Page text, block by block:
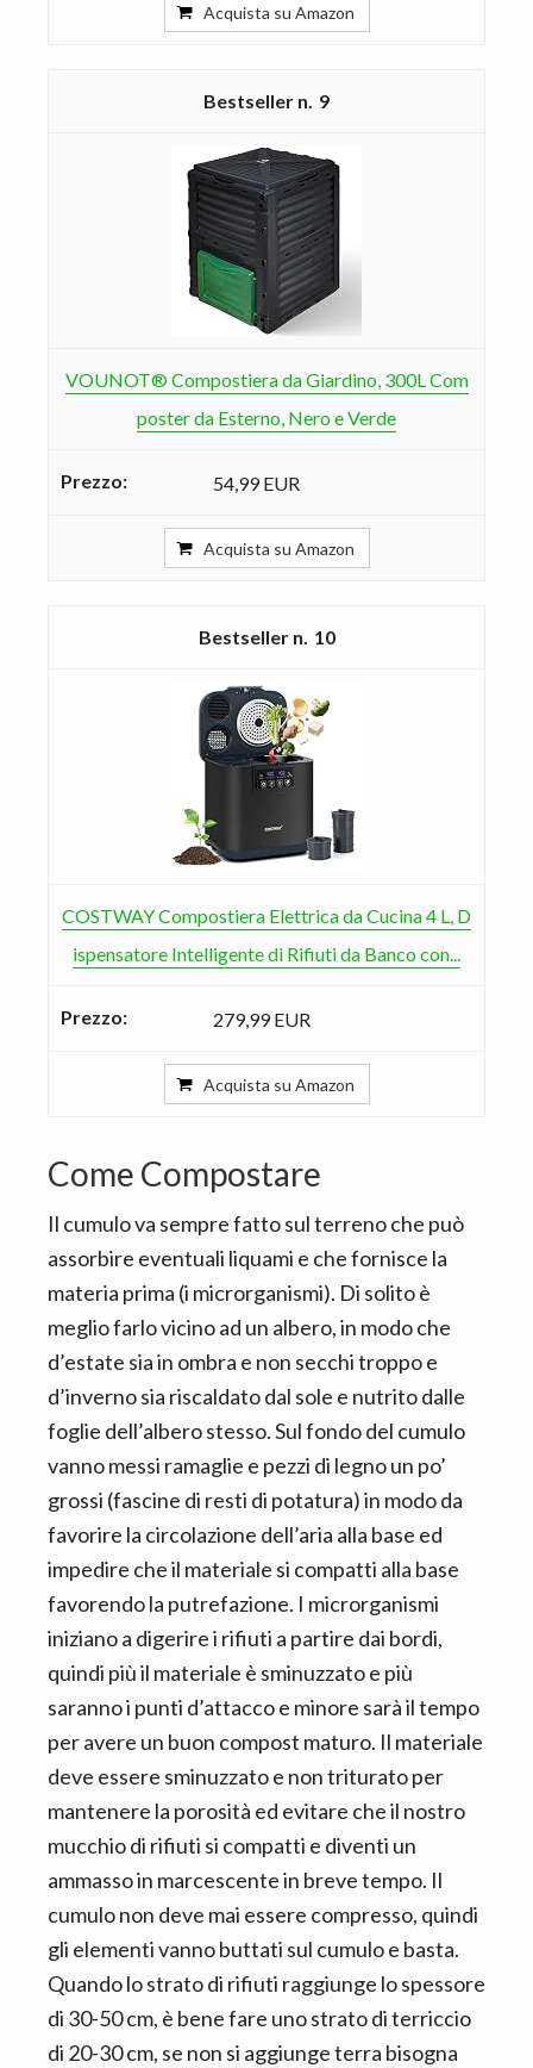
Acquista su Amazon
9
VOUNOT® Compostiera da Giardino, 300L Com
poster da Esterno, Nero e Verde
54,99 EUR
Acquista su Amazon
10
COSTWAY Compostiera Elettrica da Cucina 4 L, D
ispensatore Intelligente di Rifiuti da Banco con...
279,99 EUR
Acquista su Amazon
Come Compostare
Il cumulo va sempre fatto sul terreno che può
assorbire eventuali liquami e che fornisce la
materia prima (i microrganismi). Di solito è
meglio farlo vicino ad un albero, in modo che
d’estate sia in ombra e non secchi troppo e
d’inverno sia riscaldato dal sole e nutrito dalle
foglie dell’albero stesso. Sul fondo del cumulo
vanno messi ramaglie e pezzi di legno un po’
grossi (fascine di resti di potatura) in modo da
favorire la circolazione dell’aria alla base ed
impedire che il materiale si compatti alla base
favorendo la putrefazione. I microrganismi
iniziano a digerire i rifiuti a partire dai bordi,
quindi più il materiale è sminuzzato e più
saranno i punti d’attacco e minore sarà il tempo
per avere un buon compost maturo. Il materiale
deve essere sminuzzato e non triturato per
mantenere la porosità ed evitare che il nostro
mucchio di rifiuti si compatti e diventi un
ammasso in marcescente in breve tempo. Il
cumulo non deve mai essere compresso, quindi
gli elementi vanno buttati sul cumulo e basta.
Quando lo strato di rifiuti raggiunge lo spessore
di 30-50 cm, è bene fare uno strato di terriccio
di 20-30 cm, se non si aggiunge terra bisogna